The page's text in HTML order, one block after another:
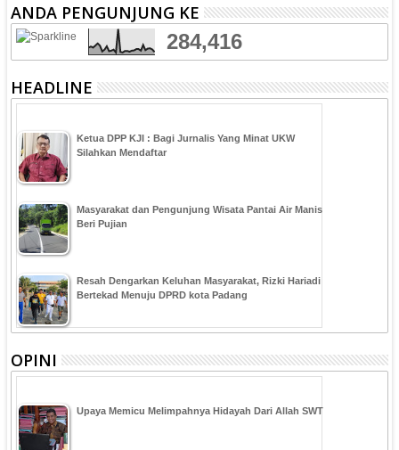
ANDA PENGUNJUNG KE
284,416
HEADLINE
Ketua DPP KJI : Bagi Jurnalis Yang Minat UKW
Silahkan Mendaftar
Masyarakat dan Pengunjung Wisata Pantai Air Manis
Beri Pujian
Resah Dengarkan Keluhan Masyarakat, Rizki Hariadi
Bertekad Menuju DPRD kota Padang
OPINI
Upaya Memicu Melimpahnya Hidayah Dari Allah SWT